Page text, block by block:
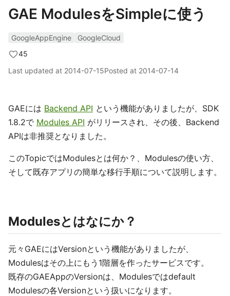
GAE ModulesをSimpleに使う
GoogleAppEngine
GoogleCloud
45
Last updated at 2014-07-15Posted at 2014-07-14
GAEには Backend API という機能がありましたが、SDK
1.8.2で Modules API がリリースされ、その後、Backend
APIは非推奨となりました。
このTopicではModulesとは何か？、Modulesの使い方、
そして既存アプリの簡単な移行手順について説明します。
Modulesとはなにか？
元々GAEにはVersionという機能がありましたが、
Modulesはその上にもう1階層を作ったサービスです。
既存のGAEAppのVersionは、Modulesではdefault
Modulesの各Versionという扱いになります。